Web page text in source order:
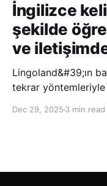
İngilizce
şekilde
ve
Lingoland&#39;ın
tekrar
hatırlayabilir ve
Dec 29, 2025 3 min read